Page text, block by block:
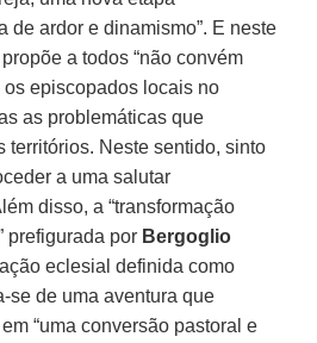
de ardor e dinamismo”. E neste
a todos “não convém
episcopados locais no
as problemáticas que
territórios. Neste sentido, sinto
a uma salutar
disso, a “transformação
prefigurada por Bergoglio
eclesial definida como
se de uma aventura que
“uma conversão pastoral e